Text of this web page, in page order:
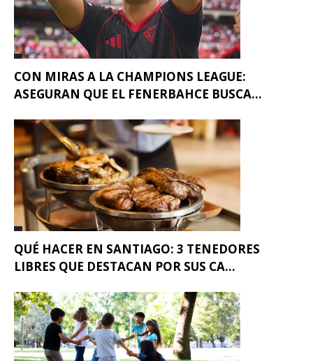
CON MIRAS A LA CHAMPIONS LEAGUE:
ASEGURAN QUE EL FENERBAHCE BUSCA...
QUÉ HACER EN SANTIAGO: 3 TENEDORES
LIBRES QUE DESTACAN POR SUS CA...